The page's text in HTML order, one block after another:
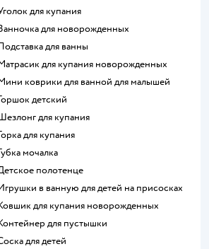
уголок для купания
ванночка для новорожденных
подставка для ванны
матрасик для купания новорожденных
мини коврики для ванной для малышей
горшок детский
шезлонг для купания
горка для купания
губка мочалка
детское полотенце
игрушки в ванную для детей на присосках
ковшик для купания новорожденных
контейнер для пустышки
соска для детей